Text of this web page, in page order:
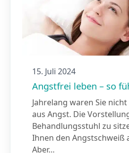
15. Juli 2024
Angstfrei leben – so
Jahrelang waren Sie
aus Angst. Die
Behandlungsstuhl zu
Ihnen den Angstschweiß
Aber…